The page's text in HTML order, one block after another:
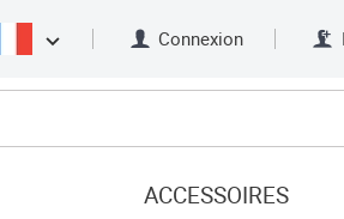
Connexion
ACCESSOIRES